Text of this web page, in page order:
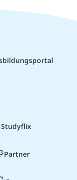
Studyflix
Partner